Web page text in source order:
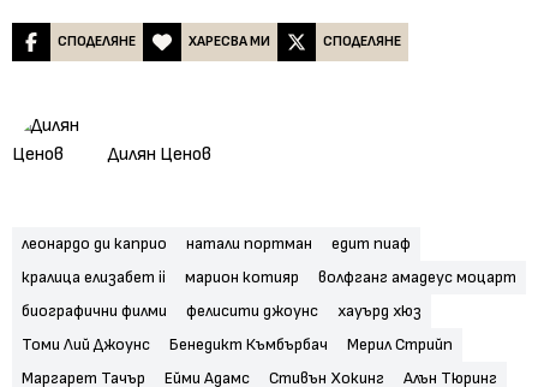
СПОДЕЛЯНЕ ХАРЕСВА МИ СПОДЕЛЯНЕ
Дилян Ценов
леонардо ди каприо натали портман
едит пиаф
кралица елизабет ii
марион котияр
волфганг амадеус моцарт
биографични филми
фелисити джоунс
хауърд хюз
Томи Лий Джоунс
Бенедикт Къмбърбач
Мерил Стрийп
Маргарет Тачър
Ейми Адамс Стивън Хокинг
Алън Тюринг